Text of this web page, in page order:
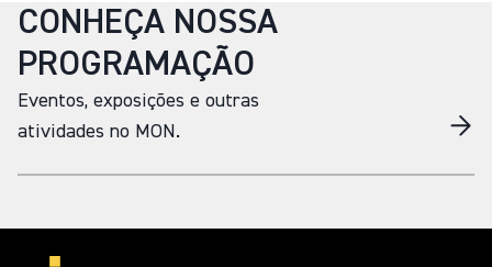
CONHEÇA NOSSA
PROGRAMAÇÃO
Eventos, exposições e outras
atividades no MON.